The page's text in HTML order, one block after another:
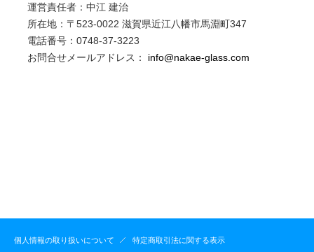
運営責任者：中江 建治
所在地：〒523-0022 滋賀県近江八幡市馬淵町347
電話番号：0748-37-3223
お問合せメールアドレス： info@nakae-glass.com
個人情報の取り扱いについて 特定商取引法に関する表示